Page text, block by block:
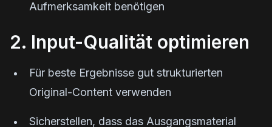
Aufmerksamkeit benötigen
2. Input-Qualität optimieren
Für beste Ergebnisse gut strukturierten
Original-Content verwenden
Sicherstellen, dass das Ausgangsmaterial